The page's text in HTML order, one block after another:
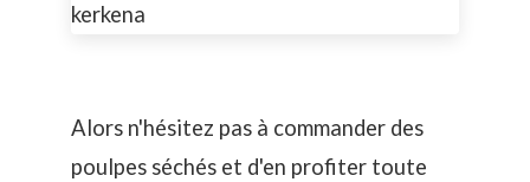
Alors n'hésitez pas à commander des
poulpes séchés et d'en profiter toute